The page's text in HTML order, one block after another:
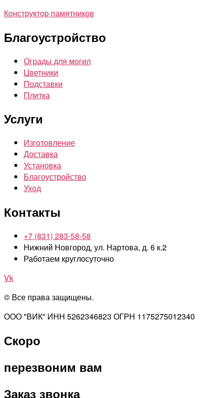
Конструктор памятников
Благоустройство
Ограды для могил
Цветники
Подставки
Плитка
Услуги
Изготовление
Доставка
Установка
Благоустройство
Уход
Контакты
+7 (831) 283-58-58
Нижний Новгород, ул. Нартова, д. 6 к.2
Работаем круглосуточно
Vk
© Все права защищены.
ООО "ВИК" ИНН 5262346823 ОГРН 1175275012340
Скоро
перезвоним вам
Заказ звонка